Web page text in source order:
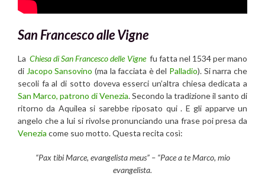
San Francesco alle Vigne
LaChiesa di San Francesco delle Vigne fu fatta nel 1534 per mano
di Jacopo Sansovino (ma la facciata è del Palladio). Si narra che
secoli fa al di sotto doveva esserci un’altra chiesa dedicata a
San Marco, patrono di Venezia. Secondo la tradizione il santo di
ritorno da Aquilea si sarebbe riposato qui . E gli apparve un
angelo che a lui si rivolse pronunciando una frase poi presa da
Venezia come suo motto. Questa recita così:
“Pax tibi Marce, evangelista meus” – “Pace a te Marco, mio
evangelista.